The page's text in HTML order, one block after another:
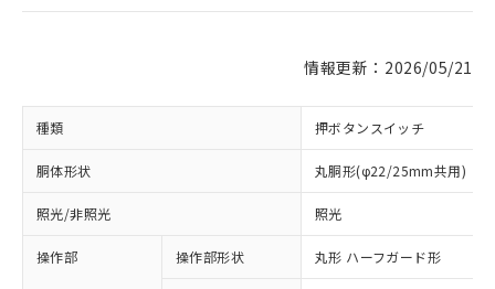
情報更新：2026/05/21
種類 押ボタンスイッチ
胴体形状 丸胴形(φ22/25mm共用)
照光/非照光 照光
操作部 操作部形状 丸形 ハーフガード形